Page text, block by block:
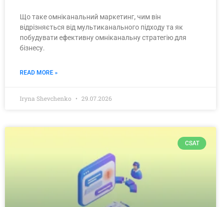
Що таке омніканальний маркетинг, чим він
відрізняється від мультиканального підходу та як
побудувати ефективну омніканальну стратегію для
бізнесу.
READ MORE »
Iryna Shevchenko 29.07.2026
CSAT